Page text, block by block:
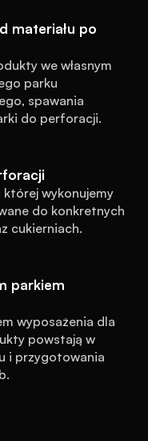
materiału po
we własnym
parku
spawania
do perforacji.
której wykonujemy
do konkretnych
cukierniach.
parkiem
wyposażenia dla
powstają w
i przygotowania